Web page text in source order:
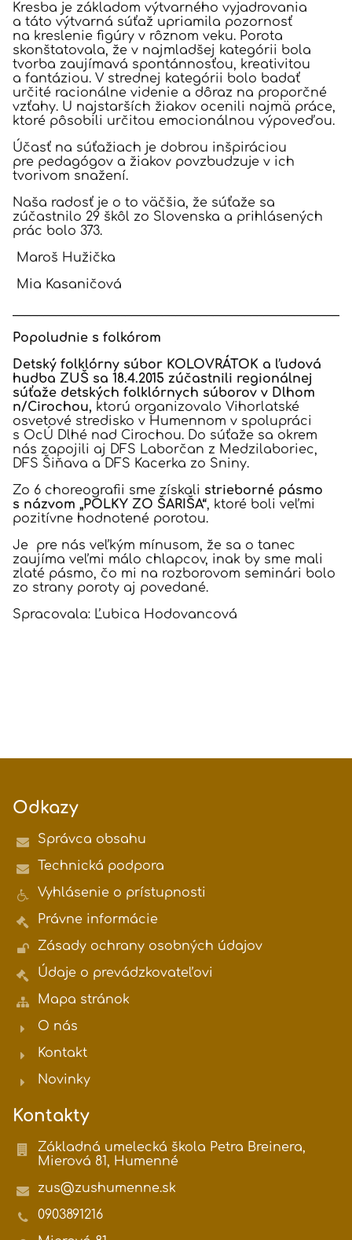
Kresba je základom výtvarného vyjadrovania
a táto výtvarná súťaž upriamila pozornosť
na kreslenie figúry v rôznom veku. Porota
skonštatovala, že v najmladšej kategórii bola
tvorba zaujímavá spontánnosťou, kreativitou
a fantáziou. V strednej kategórii bolo badať
určité racionálne videnie a dôraz na proporčné
vzťahy. U najstarších žiakov ocenili najmä práce,
ktoré pôsobili určitou emocionálnou výpoveďou.
Účasť na súťažiach je dobrou inšpiráciou
pre pedagógov a žiakov povzbudzuje v ich
tvorivom snažení.
Naša radosť je o to väčšia, že súťaže sa
zúčastnilo 29 škôl zo Slovenska a prihlásených
prác bolo 373.
Maroš Hužička
Mia Kasaničová
Popoludnie s folkórom
Detský folklórny súbor KOLOVRÁTOK a ľudová
hudba ZUŠ sa 18.4.2015 zúčastnili regionálnej
súťaže detských folklórnych súborov v Dlhom
n/Cirochou, ktorú organizovalo Vihorlatské
osvetové stredisko v Humennom v spolupráci
s OcÚ Dlhé nad Cirochou. Do súťaže sa okrem
nás zapojili aj DFS Laborčan z Medzilaboriec,
DFS Šiňava a DFS Kacerka zo Sniny.
Zo 6 choreografii sme získali strieborné pásmo
s názvom „POLKY ZO ŠARIŠA“, ktoré boli veľmi
pozitívne hodnotené porotou.
Je pre nás veľkým mínusom, že sa o tanec
zaujíma veľmi málo chlapcov, inak by sme mali
zlaté pásmo, čo mi na rozborovom seminári bolo
zo strany poroty aj povedané.
Spracovala: Ľubica Hodovancová
Odkazy
Správca obsahu
Technická podpora
Vyhlásenie o prístupnosti
Právne informácie
Zásady ochrany osobných údajov
Údaje o prevádzkovateľovi
Mapa stránok
O nás
Kontakt
Novinky
Kontakty
Základná umelecká škola Petra Breinera,
Mierová 81, Humenné
zus@zushumenne.sk
0903891216